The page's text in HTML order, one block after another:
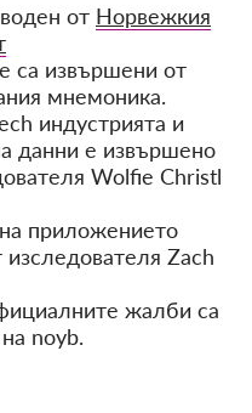
от Норвежкия
са извършени от
мнемоника.
индустрията и
данни е извършено
Wolfie Christl
приложението
Zach
жалби са
noyb.